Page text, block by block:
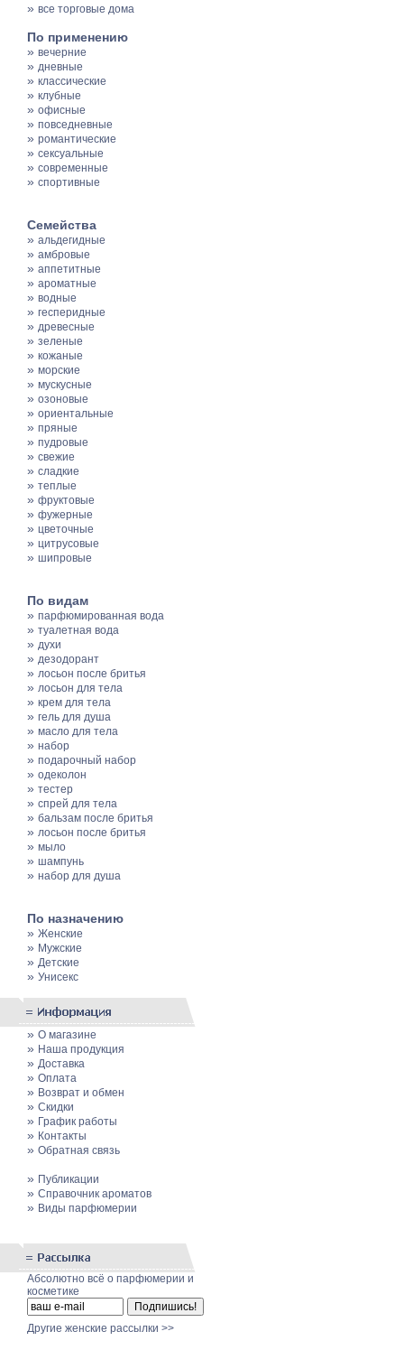
» все торговые дома
По применению
» вечерние
» дневные
» классические
» клубные
» офисные
» повседневные
» романтические
» сексуальные
» современные
» спортивные
Семейства
» альдегидные
» амбровые
» аппетитные
» ароматные
» водные
» гесперидные
» древесные
» зеленые
» кожаные
» морские
» мускусные
» озоновые
» ориентальные
» пряные
» пудровые
» свежие
» сладкие
» теплые
» фруктовые
» фужерные
» цветочные
» цитрусовые
» шипровые
По видам
» парфюмированная вода
» туалетная вода
» духи
» дезодорант
» лосьон после бритья
» лосьон для тела
» крем для тела
» гель для душа
» масло для тела
» набор
» подарочный набор
» одеколон
» тестер
» спрей для тела
» бальзам после бритья
» лосьон после бритья
» мыло
» шампунь
» набор для душа
По назначению
» Женские
» Мужские
» Детские
» Унисекс
» О магазине
» Наша продукция
» Доставка
» Оплата
» Возврат и обмен
» Скидки
» График работы
» Контакты
» Обратная связь
» Публикации
» Cправочник ароматов
» Виды парфюмерии
Абсолютно всё о парфюмерии и
косметике
Другие женские рассылки >>